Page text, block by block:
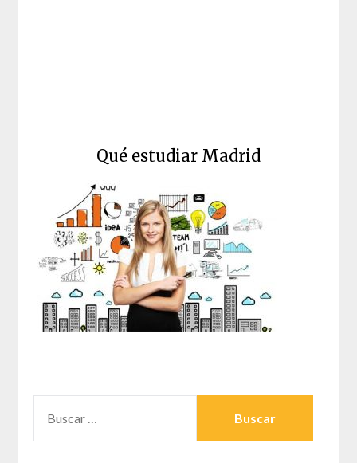
Qué estudiar Madrid